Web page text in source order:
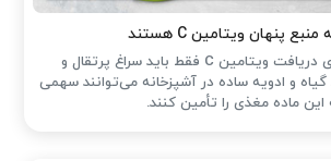
شاید تصور کنید برای دریافت ویتامین C فقط باید سراغ پرتقال و
گیاه و ادویه ساده در آشپزخانه می‌توانند سهمی
این ماده مغذی را تأمین کنند.